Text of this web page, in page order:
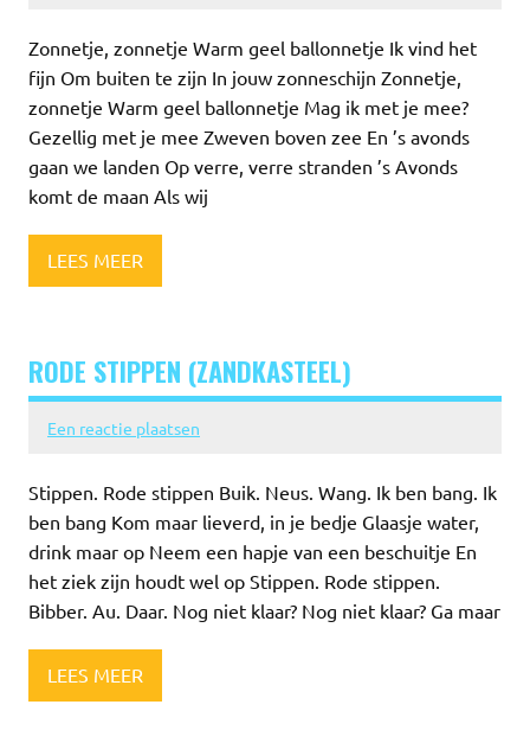
Zonnetje, zonnetje Warm geel ballonnetje Ik vind het
fijn Om buiten te zijn In jouw zonneschijn Zonnetje,
zonnetje Warm geel ballonnetje Mag ik met je mee?
Gezellig met je mee Zweven boven zee En ’s avonds
gaan we landen Op verre, verre stranden ’s Avonds
komt de maan Als wij
LEES MEER
RODE STIPPEN (ZANDKASTEEL)
Een reactie plaatsen
Stippen. Rode stippen Buik. Neus. Wang. Ik ben bang. Ik
ben bang Kom maar lieverd, in je bedje Glaasje water,
drink maar op Neem een hapje van een beschuitje En
het ziek zijn houdt wel op Stippen. Rode stippen.
Bibber. Au. Daar. Nog niet klaar? Nog niet klaar? Ga maar
LEES MEER